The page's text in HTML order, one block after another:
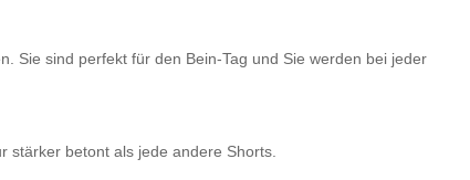
Sie sind perfekt für den Bein-Tag und Sie werden bei jeder
stärker betont als jede andere Shorts.